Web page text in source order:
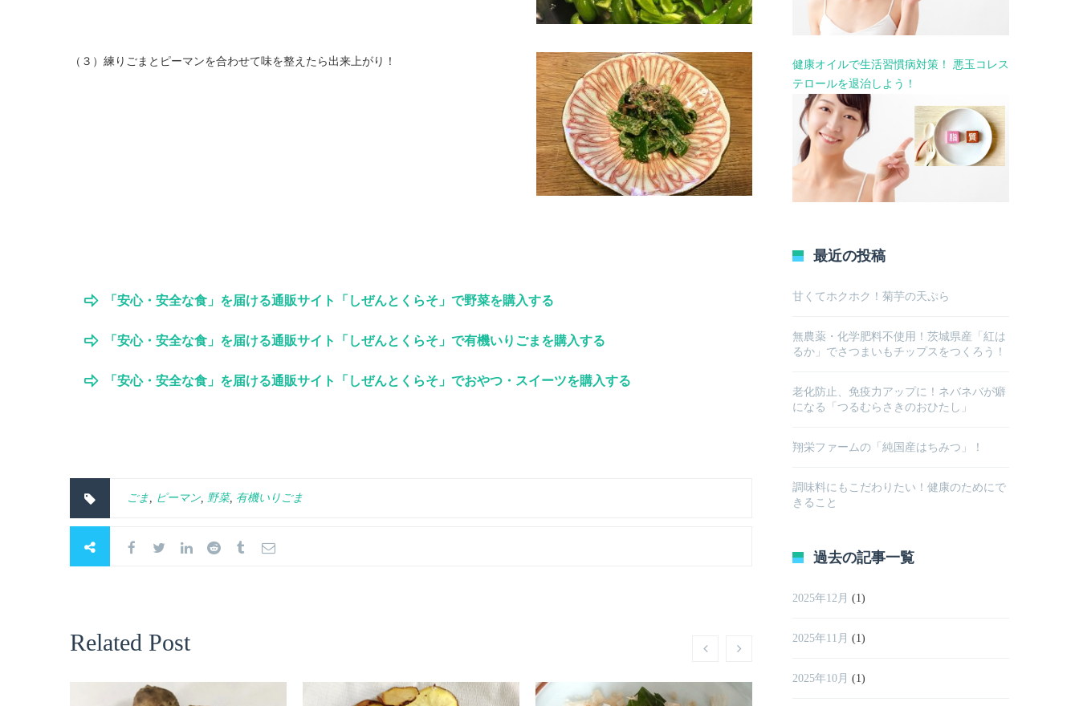
（３）練りごまとピーマンを合わせて味を整えたら出来上がり！
「安心・安全な食」を届ける通販サイト「しぜんとくらそ」で野菜を購入する
「安心・安全な食」を届ける通販サイト「しぜんとくらそ」で有機いりごまを購入する
「安心・安全な食」を届ける通販サイト「しぜんとくらそ」でおやつ・スイーツを購入する
ごま, ピーマン, 野菜, 有機いりごま
Related Post
健康オイルで生活習慣病対策！ 悪玉コレス
テロールを退治しよう！
最近の投稿
甘くてホクホク！菊芋の天ぷら
無農薬・化学肥料不使用！茨城県産「紅は
るか」でさつまいもチップスをつくろう！
老化防止、免疫力アップに！ネバネバが癖
になる「つるむらさきのおひたし」
翔栄ファームの「純国産はちみつ」！
調味料にもこだわりたい！健康のためにで
きること
過去の記事一覧
2025年12月 (1)
2025年11月 (1)
2025年10月 (1)